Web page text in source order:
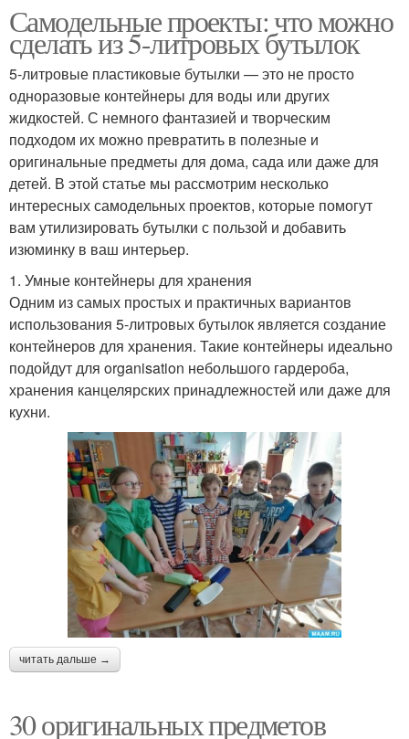
Самодельные проекты: что можно
сделать из 5-литровых бутылок
5-литровые пластиковые бутылки — это не просто
одноразовые контейнеры для воды или других
жидкостей. С немного фантазией и творческим
подходом их можно превратить в полезные и
оригинальные предметы для дома, сада или даже для
детей. В этой статье мы рассмотрим несколько
интересных самодельных проектов, которые помогут
вам утилизировать бутылки с пользой и добавить
изюминку в ваш интерьер.
1. Умные контейнеры для хранения
Одним из самых простых и практичных вариантов
использования 5-литровых бутылок является создание
контейнеров для хранения. Такие контейнеры идеально
подойдут для organisation небольшого гардероба,
хранения канцелярских принадлежностей или даже для
кухни.
читать дальше →
30 оригинальных предметов